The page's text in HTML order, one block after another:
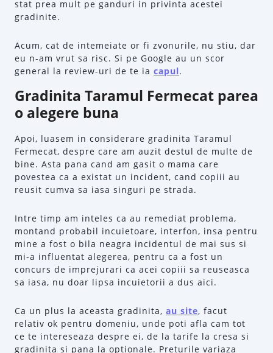
stat prea mult pe ganduri in privinta acestei
gradinite.
Acum, cat de intemeiate or fi zvonurile, nu stiu, dar
eu n-am vrut sa risc. Si pe Google au un scor
general la review-uri de te ia capul.
Gradinita Taramul Fermecat parea
o alegere buna
Apoi, luasem in considerare gradinita Taramul
Fermecat, despre care am auzit destul de multe de
bine. Asta pana cand am gasit o mama care
povestea ca a existat un incident, cand copiii au
reusit cumva sa iasa singuri pe strada.
Intre timp am inteles ca au remediat problema,
montand probabil incuietoare, interfon, insa pentru
mine a fost o bila neagra incidentul de mai sus si
mi-a influentat alegerea, pentru ca a fost un
concurs de imprejurari ca acei copiii sa reuseasca
sa iasa, nu doar lipsa incuietorii a dus aici.
Ca un plus la aceasta gradinita, au site, facut
relativ ok pentru domeniu, unde poti afla cam tot
ce te intereseaza despre ei, de la tarife la cresa si
gradinita si pana la optionale. Preturile variaza